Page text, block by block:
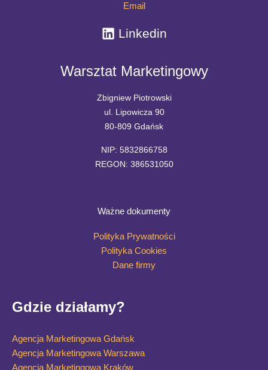
Email
Linkedin
Warsztat Marketingowy
Zbigniew Piotrowski
ul. Lipowicza 90
80-809 Gdańsk
NIP: 5832866758
REGON: 386531050
Ważne dokumenty
Polityka Prywatności
Polityka Cookies
Dane firmy
Gdzie działamy?
Agencja Marketingowa Gdańsk
Agencja Marketingowa Warszawa
Agencja Marketingowa Kraków